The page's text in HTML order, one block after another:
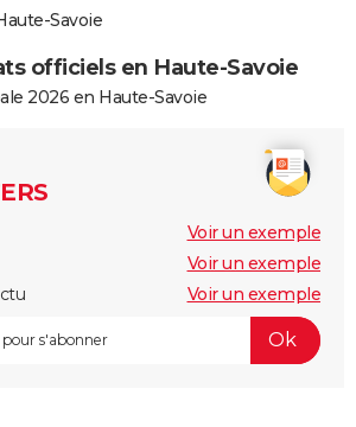
Savoie
officiels en Haute-Savoie
2026 en Haute-Savoie
Voir un exemple
Voir un exemple
Voir un exemple